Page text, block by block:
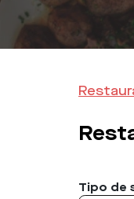
Tipo de